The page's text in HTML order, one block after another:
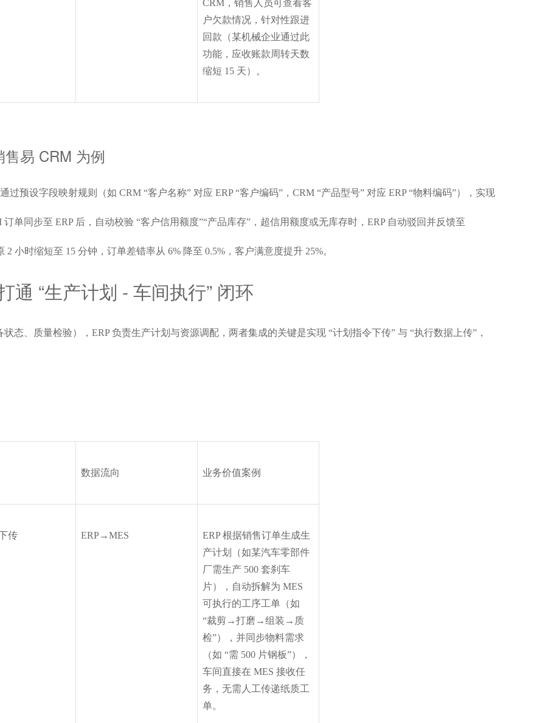
CRM，销售人员可查看客
户欠款情况，针对性跟进
回款（某机械企业通过此
功能，应收账款周转天数
缩短 15 天）。
易 CRM 为例
过预设字段映射规则（如 CRM “客户名称” 对应 ERP “客户编码”，CRM “产品型号” 对应 ERP “物料编码”），实现
单同步至 ERP 后，自动校验 “客户信用额度”“产品库存”，超信用额度或无库存时，ERP 自动驳回并反馈至
小时缩短至 15 分钟，订单差错率从 6% 降至 0.5%，客户满意度提升 25%。
通 “生产计划 - 车间执行” 闭环
态、质量检验），ERP 负责生产计划与资源调配，两者集成的关键是实现 “计划指令下传” 与 “执行数据上传”，
数据流向 业务价值案例
传 ERP→MES
ERP 根据销售订单生成生
产计划（如某汽车零部件
厂需生产 500 套刹车
片），自动拆解为 MES
可执行的工序工单（如
“裁剪→打磨→组装→质
检”），并同步物料需求
（如 “需 500 片钢板”），
车间直接在 MES 接收任
务，无需人工传递纸质工
单。